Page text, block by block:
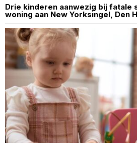
Drie kinderen aanwezig bij fatale
woning aan New Yorksingel, Den